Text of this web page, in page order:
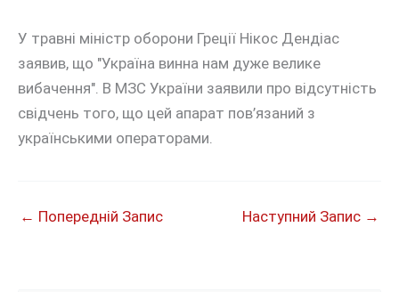
У травні міністр оборони Греції Нікос Дендіас
заявив, що "Україна винна нам дуже велике
вибачення". В МЗС України заявили про відсутність
свідчень того, що цей апарат пов’язаний з
українськими операторами.
← Попередній Запис Наступний Запис →